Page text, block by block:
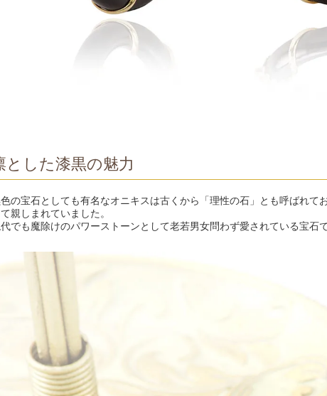
とした漆黒の魅力
の宝石としても有名なオニキスは古くから「理性の石」とも呼ばれて
て親しまれていました。
でも魔除けのパワーストーンとして老若男女問わず愛されている宝石で